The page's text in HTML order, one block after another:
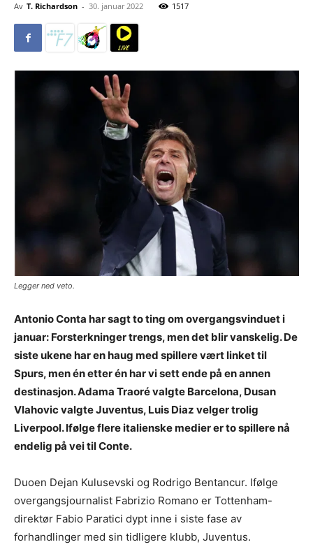
Av T. Richardson - 30. januar 2022 1517
Legger ned veto.
Antonio Conta har sagt to ting om overgangsvinduet i
januar: Forsterkninger trengs, men det blir vanskelig. De
siste ukene har en haug med spillere vært linket til
Spurs, men én etter én har vi sett ende på en annen
destinasjon. Adama Traoré valgte Barcelona, Dusan
Vlahovic valgte Juventus, Luis Diaz velger trolig
Liverpool. Ifølge flere italienske medier er to spillere nå
endelig på vei til Conte.
Duoen Dejan Kulusevski og Rodrigo Bentancur. Ifølge
overgangsjournalist Fabrizio Romano er Tottenham-
direktør Fabio Paratici dypt inne i siste fase av
forhandlinger med sin tidligere klubb, Juventus.